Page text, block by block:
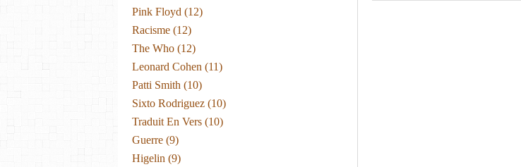
Pink Floyd (12)
Racisme (12)
The Who (12)
Leonard Cohen (11)
Patti Smith (10)
Sixto Rodriguez (10)
Traduit En Vers (10)
Guerre (9)
Higelin (9)